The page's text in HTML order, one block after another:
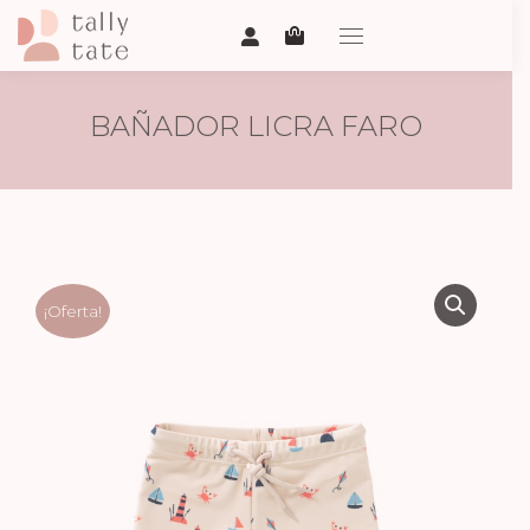
BAÑADOR LICRA FARO
¡Oferta!